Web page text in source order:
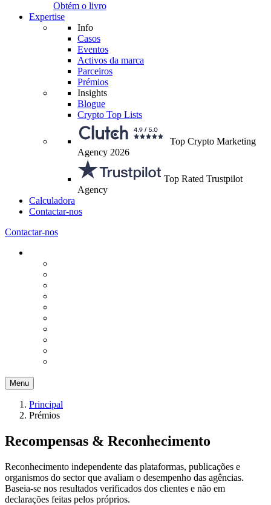
Obtém o livro
Expertise
Info
Casos
Eventos
Activos da marca
Parceiros
Prémios
Insights
Blogue
Crypto Top Lists
Top Crypto Marketing
Agency 2026
Top Rated Trustpilot
Agency
Calculadora
Contactar-nos
Contactar-nos
Menu
Principal
Prémios
Recompensas & Reconhecimento
Reconhecimento independente das plataformas, publicações e
organismos do sector que avaliam o desempenho das agências.
Baseia-se nos resultados verificados dos clientes e não em
declarações feitas pelos próprios.